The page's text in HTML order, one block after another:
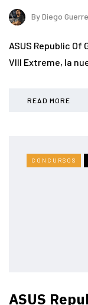
ByDiego
ASUS Republic Of
VIII Extreme, la
READ MORE
CONCURSOS
ASUS